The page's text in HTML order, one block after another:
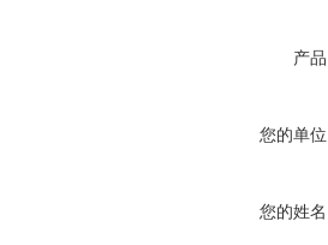
产
您的单
您的姓